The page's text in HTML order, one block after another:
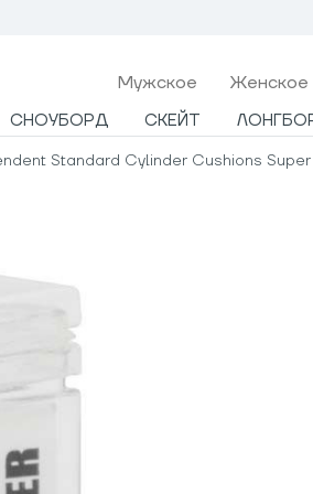
Мужcкое Женское
СНОУБОРД СКЕЙТ
Standard Cylinder Cushions